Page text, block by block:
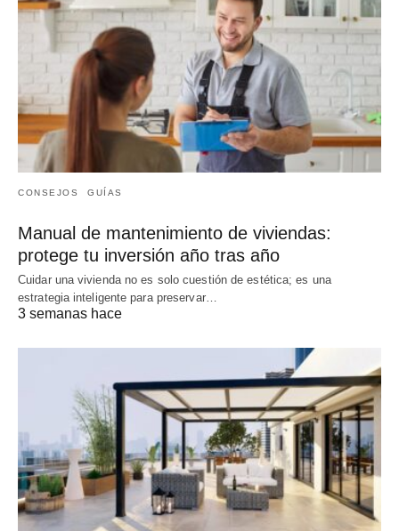
CONSEJOS GUÍAS
Manual de mantenimiento de viviendas:
protege tu inversión año tras año
Cuidar una vivienda no es solo cuestión de estética; es una
estrategia inteligente para preservar…
3 semanas hace